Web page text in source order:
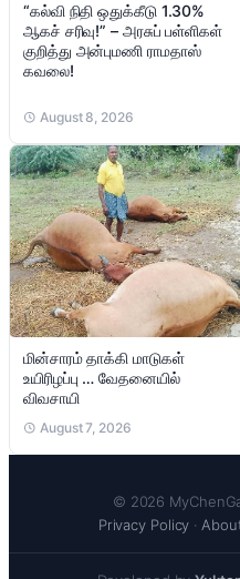
“கல்வி நிதி ஒதுக்கீடு 1.30%
ஆகச் சரிவு!” – அரசுப் பள்ளிகள்
குறித்து அன்புமணி ராமதாஸ்
கவலை!
August 8, 2026
மின்சாரம் தாக்கி மாடுகள்
உயிரிழப்பு … வேதனையில்
விவசாயி
August 7, 2026
© 2026
Privacy Policy ·